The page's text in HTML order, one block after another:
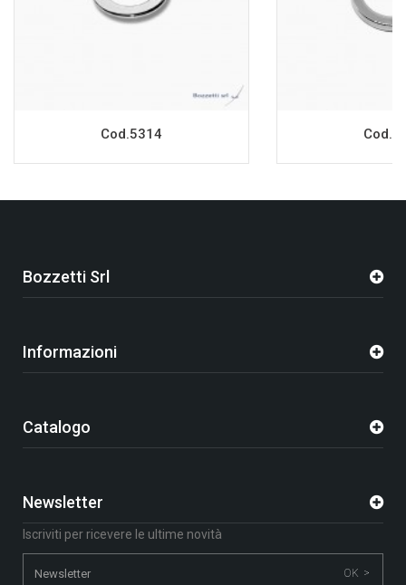
Cod.5314
Bozzetti Srl
Informazioni
Catalogo
Newsletter
Iscriviti per ricevere le ultime novità
OK >